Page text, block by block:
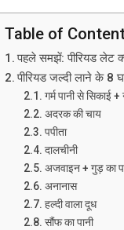
Table of
पहले समझें: पीरियड लेट
पीरियड जल्दी लाने के 8
गर्म पानी से सिकाई +
अदरक की चाय
पपीता
दालचीनी
अजवाइन + गुड़ का
अनानास
हल्दी वाला दूध
सौंफ का पानी